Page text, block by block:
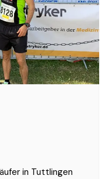
in Tuttlingen